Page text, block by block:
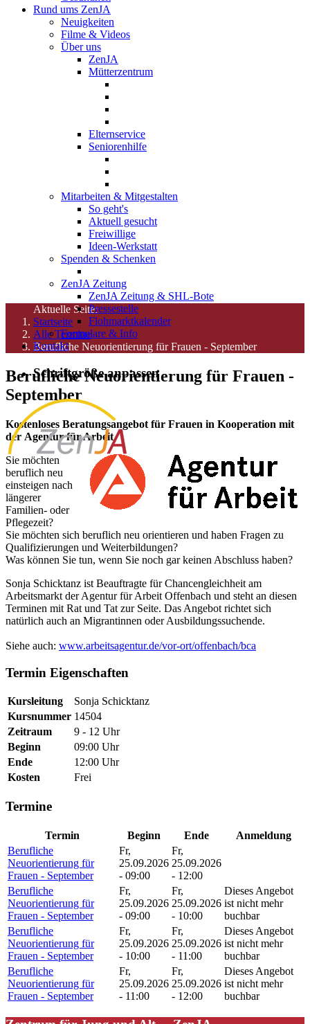
Rund ums ZenJA
Neuigkeiten
Filme & Videos
Über uns
ZenJA
Mütterzentrum
Elternservice
Seniorenhilfe
Mitarbeiten & Mitgestalten
So geht's
Aktuell gesucht
Freiwillige
Ideen-Werkstatt
Spenden & Schenken
ZenJA Zeitung
ZenJA Zeitung & SHL-Bote
Pressestelle
Flohmarktkalender
Formulare & Info
Kontakt
Schriftgröße anpassen
Aktuelle Seite:
Startseite
Alle Termine
Berufliche Neuorientierung für Frauen - September
Berufliche Neuorientierung für Frauen -
September
Kostenloses Beratungsangebot für Frauen in Kooperation mit
der Agentur für Arbeit
Sie möchten
beruflich neu
einsteigen nach
längerer
Familien- oder
Pflegezeit?
Sie möchten sich beruflich neu orientieren und haben Fragen zu
Qualifizierungen und Weiterbildungen?
Was können Sie tun, wenn Sie noch gar keinen Abschluss haben?
Sonja Schicktanz ist Beauftragte für Chancengleichheit am
Arbeitsmarkt der Agentur für Arbeit Offenbach und steht an diesen
Terminen mit Rat und Tat zur Seite. Das Angebot richtet sich
natürlich auch an Migrantinnen oder Ausbildungssuchende.
Siehe auch: www.arbeitsagentur.de/vor-ort/offenbach/bca
Termin Eigenschaften
Kursleitung
Sonja Schicktanz
Kursnummer 14504
Zeitraum
9 - 12 Uhr
Beginn
09:00 Uhr
Ende
12:00 Uhr
Kosten
Frei
Termine
Termin Beginn Ende
Anmeldung
Berufliche
Neuorientierung für
Frauen - September
Fr,
25.09.2026
- 09:00
Fr,
25.09.2026
- 12:00
Berufliche
Neuorientierung für
Frauen - September
Fr,
25.09.2026
- 09:00
Fr,
25.09.2026
- 10:00
Dieses Angebot
ist nicht mehr
buchbar
Berufliche
Neuorientierung für
Frauen - September
Fr,
25.09.2026
- 10:00
Fr,
25.09.2026
- 11:00
Dieses Angebot
ist nicht mehr
buchbar
Berufliche
Neuorientierung für
Frauen - September
Fr,
25.09.2026
- 11:00
Fr,
25.09.2026
- 12:00
Dieses Angebot
ist nicht mehr
buchbar